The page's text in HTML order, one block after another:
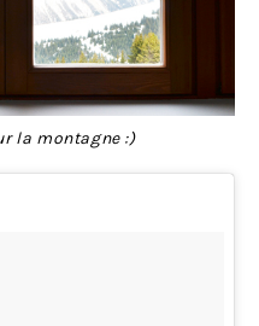
la montagne :)